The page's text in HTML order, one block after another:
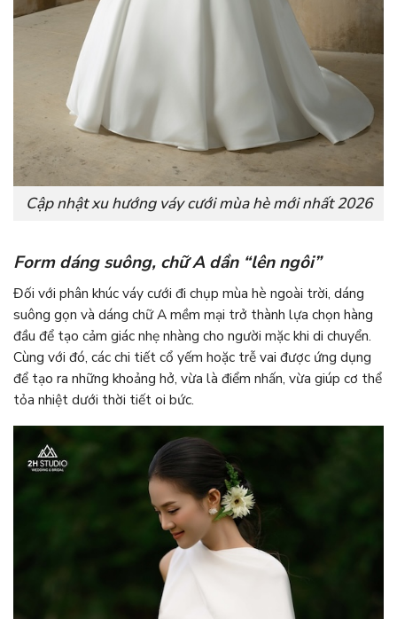
Cập nhật xu hướng váy cưới mùa hè mới nhất 2026
Form dáng suông, chữ A dần “lên ngôi”
Đối với phân khúc váy cưới đi chụp mùa hè ngoài trời, dáng
suông gọn và dáng chữ A mềm mại trở thành lựa chọn hàng
đầu để tạo cảm giác nhẹ nhàng cho người mặc khi di chuyển.
Cùng với đó, các chi tiết cổ yếm hoặc trễ vai được ứng dụng
để tạo ra những khoảng hở, vừa là điểm nhấn, vừa giúp cơ thể
tỏa nhiệt dưới thời tiết oi bức.